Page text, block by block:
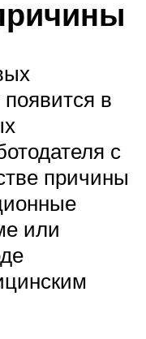
в
с
причины
или